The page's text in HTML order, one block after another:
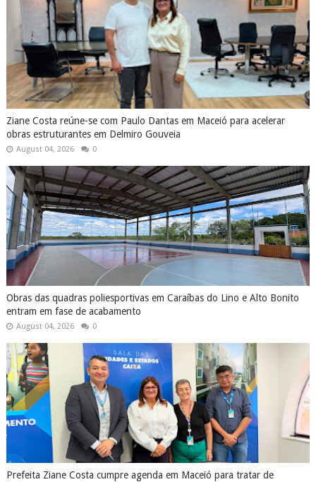
Ziane Costa reúne-se com Paulo Dantas em Maceió para acelerar
obras estruturantes em Delmiro Gouveia
August 04, 2026 0
Obras das quadras poliesportivas em Caraíbas do Lino e Alto Bonito
entram em fase de acabamento
August 04, 2026 0
Prefeita Ziane Costa cumpre agenda em Maceió para tratar de